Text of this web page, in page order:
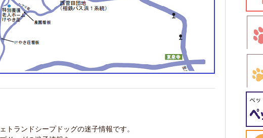
トランドシープドッグの迷子情報です。